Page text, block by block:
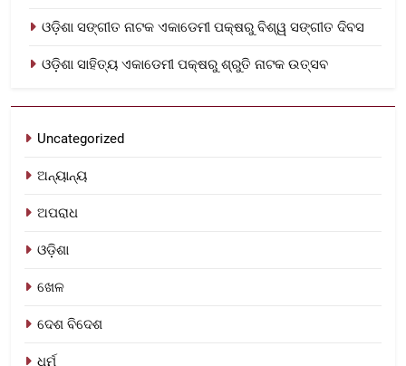
ଓଡ଼ିଶା ସଙ୍ଗୀତ ନାଟକ ଏକାଡେମୀ ପକ୍ଷରୁ ବିଶ୍ୱ ସଙ୍ଗୀତ ଦିବସ
ଓଡ଼ିଶା ସାହିତ୍ୟ ଏକାଡେମୀ ପକ୍ଷରୁ ଶ୍ରୁତି ନାଟକ ଉତ୍ସବ
Uncategorized
ଅନ୍ୟାନ୍ୟ
ଅପରାଧ
ଓଡ଼ିଶା
ଖେଳ
ଦେଶ ବିଦେଶ
ଧର୍ମ